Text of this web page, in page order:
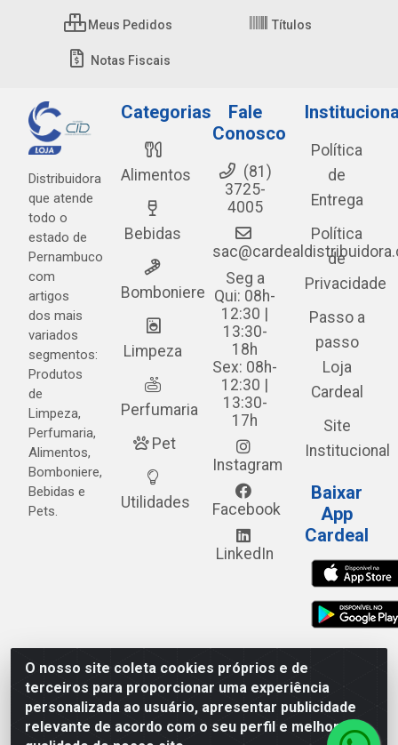
O nosso site coleta cookies próprios e de
terceiros para proporcionar uma experiência
personalizada ao usuário, apresentar publicidade
relevante de acordo com o seu perfil e melhorar a
Meus Pedidos Títulos
Notas Fiscais
Distribuidora
que atende
todo o
estado de
Pernambuco
com
artigos
dos mais
variados
segmentos:
Produtos
de
Limpeza,
Perfumaria,
Alimentos,
Bomboniere,
Bebidas e
Pets.
Categorias
Alimentos
Bebidas
Bomboniere
Limpeza
Perfumaria
Pet
Utilidades
Fale
Conosco
(81)
3725-
4005
Seg a
Qui: 08h-
12:30 |
13:30-
18h
Sex: 08h-
12:30 |
13:30-
17h
Instagram
Facebook
LinkedIn
Política
de
Entrega
Política
de
Privacidade
Passo a
passo
Loja
Cardeal
Site
Institucional
Baixar
App
Cardeal
Cardeal Distribuidora - Estrada Alto do Moura, 582 - Alto
do Moura - Caruaru/PE - CEP 55.040-120 - CNPJ
05.253.499/0001-62